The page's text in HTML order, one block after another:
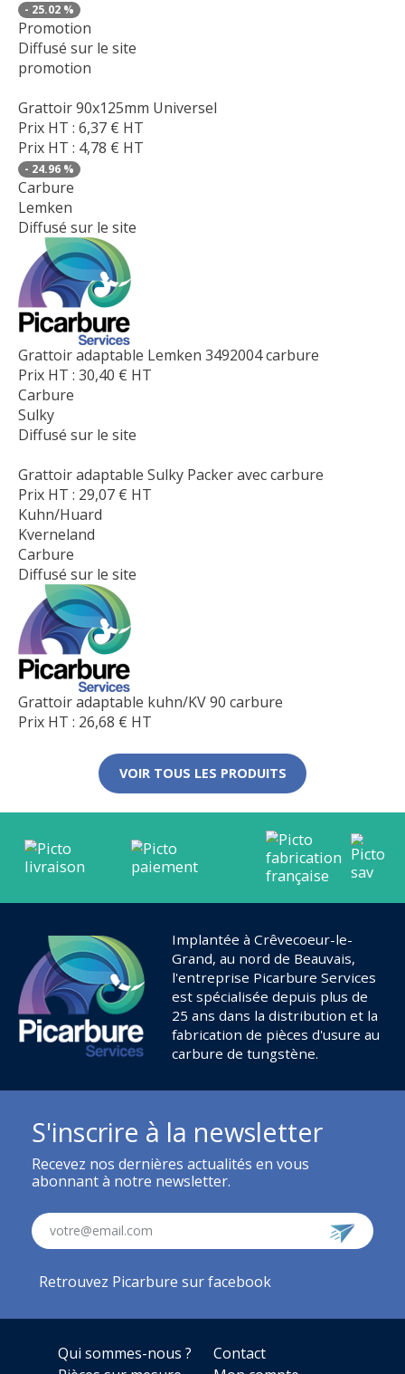
- 25.02 %
Promotion
Diffusé sur le site
promotion
Grattoir 90x125mm Universel
Prix HT : 6,37 € HT
Prix HT : 4,78 € HT
- 24.96 %
Carbure
Lemken
Diffusé sur le site
Grattoir adaptable Lemken 3492004 carbure
Prix HT : 30,40 € HT
Carbure
Sulky
Diffusé sur le site
Grattoir adaptable Sulky Packer avec carbure
Prix HT : 29,07 € HT
Kuhn/Huard
Kverneland
Carbure
Diffusé sur le site
Grattoir adaptable kuhn/KV 90 carbure
Prix HT : 26,68 € HT
VOIR TOUS LES PRODUITS
Implantée à Crêvecoeur-le-
Grand, au nord de Beauvais,
l'entreprise Picarbure Services
est spécialisée depuis plus de
25 ans dans la distribution et la
fabrication de pièces d'usure au
carbure de tungstène.
Qui sommes-nous ?
Contact
S'inscrire à la newsletter
Recevez nos dernières actualités en vous
abonnant à notre newsletter.
votre@email.com
Retrouvez Picarbure sur facebook